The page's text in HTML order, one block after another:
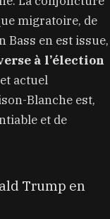
migratoire, de
Bass en est issue,
à l’élection
actuel
Blanche est,
et de
Trump en